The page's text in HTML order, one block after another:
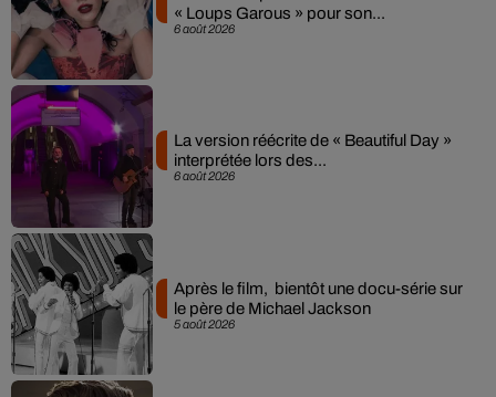
6 août 2026
« Loups Garous » pour son...
6 août 2026
La version réécrite de « Beautiful Day »
interprétée lors des...
5 août 2026
Après le film, bientôt une docu-série sur
le père de Michael Jackson